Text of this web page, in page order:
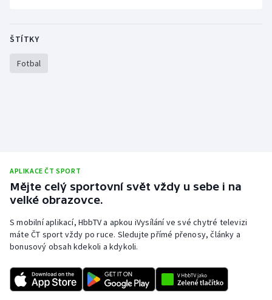
ŠTÍTKY
Fotbal
APLIKACE ČT SPORT
Mějte celý sportovní svět vždy u sebe i na
velké obrazovce.
S mobilní aplikací, HbbTV a apkou iVysílání ve své chytré televizi
máte ČT sport vždy po ruce. Sledujte přímé přenosy, články a
bonusový obsah kdekoli a kdykoli.